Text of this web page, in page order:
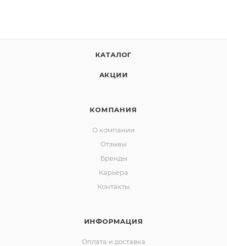
КАТАЛОГ
АКЦИИ
КОМПАНИЯ
О компании
Отзывы
Бренды
Карьера
Контакты
ИНФОРМАЦИЯ
Оплата и доставка